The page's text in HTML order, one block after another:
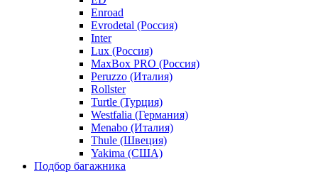
Enroad
Evrodetal (Россия)
Inter
Lux (Россия)
MaxBox PRO (Россия)
Peruzzo (Италия)
Rollster
Turtle (Турция)
Westfalia (Германия)
Menabo (Италия)
Thule (Швеция)
Yakima (США)
Подбор багажника